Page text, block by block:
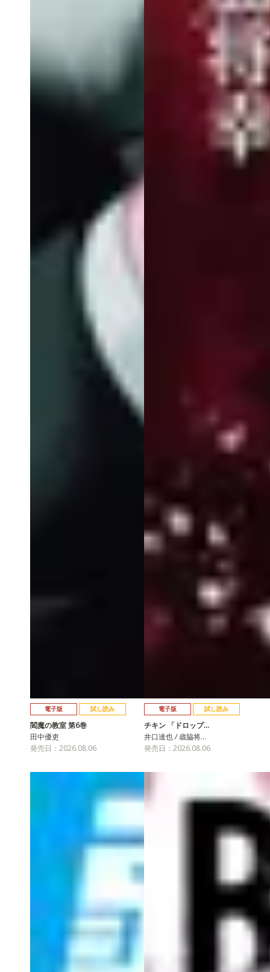
電子版 試し読み
閻魔の教室 第6巻
田中優吏
発売日：2026.08.06
電子版 試し読み
チキン 「ドロップ…
井口達也 / 歳脇将…
発売日：2026.08.06